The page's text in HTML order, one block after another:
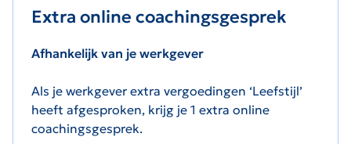
Extra online coachingsgesprek
Afhankelijk van je werkgever
Als je werkgever extra vergoedingen ‘Leefstijl’
heeft afgesproken, krijg je 1 extra online
coachingsgesprek.